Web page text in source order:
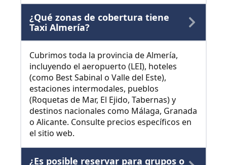
¿Qué zonas de cobertura tiene
Taxi Almería?
Cubrimos toda la provincia de Almería,
incluyendo el aeropuerto (LEI), hoteles
(como Best Sabinal o Valle del Este),
estaciones intermodales, pueblos
(Roquetas de Mar, El Ejido, Tabernas) y
destinos nacionales como Málaga, Granada
o Alicante. Consulte precios específicos en
el sitio web.
¿Es posible reservar para grupos o